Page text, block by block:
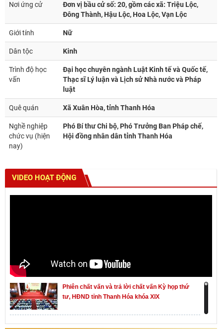
Nơi ứng cử
Đơn vị bầu cử số: 20, gồm các xã: Triệu Lộc,
Đông Thành, Hậu Lộc, Hoa Lộc, Vạn Lộc
Giới tính Nữ
Dân tộc Kinh
Trình độ học
vấn
Đại học chuyên ngành Luật Kinh tế và Quốc tế,
Thạc sĩ Lý luận và Lịch sử Nhà nước và Pháp
luật
Quê quán Xã Xuân Hòa, tỉnh Thanh Hóa
Nghề nghiệp
chức vụ (hiện
nay)
Phó Bí thư Chi bộ, Phó Trưởng Ban Pháp chế,
Hội đồng nhân dân tỉnh Thanh Hóa
VIDEO HOẠT ĐỘNG
Phiên chất vấn và trả lời chất vấn Kỳ họp thứ
tư, HĐND tỉnh Thanh Hóa khóa XIX
Khai mạc kỳ họp thứ Nhất, Quốc hội khóa XVI